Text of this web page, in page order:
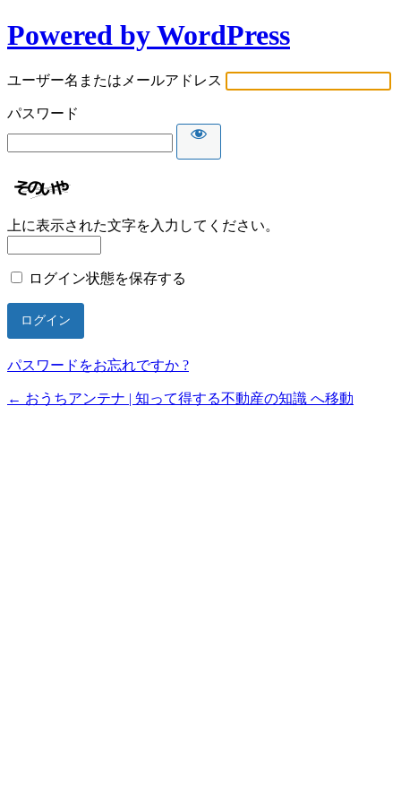
Powered by WordPress
ユーザー名またはメールアドレス
パスワード
上に表示された文字を入力してください。
ログイン状態を保存する
パスワードをお忘れですか ?
← おうちアンテナ | 知って得する不動産の知識 へ移動